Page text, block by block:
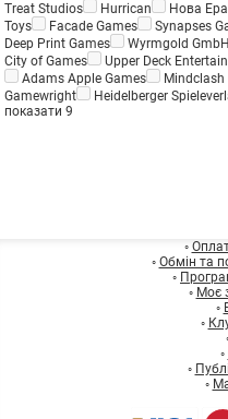
Treat Studios
Hurrican Нова Ера
Toys
Facade Games Synapses
Deep Print Games
Wyrmgold
City of Games
Upper Deck
Adams Apple Games
Mindclash
Gamewright
Heidelberger
показати 9
◦
◦ Обмін та
◦
◦ Моє
◦
◦
◦
◦
◦